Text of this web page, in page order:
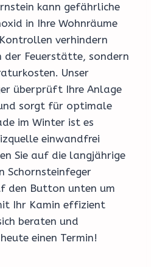
kann gefährliche
in Ihre Wohnräume
verhindern
der Feuerstätte, sondern
Unser
überprüft Ihre Anlage
sorgt für optimale
im Winter ist es
einwandfrei
Sie auf die langjährige
Schornsteinfeger
den Button unten um
Ihr Kamin effizient
beraten und
einen Termin!